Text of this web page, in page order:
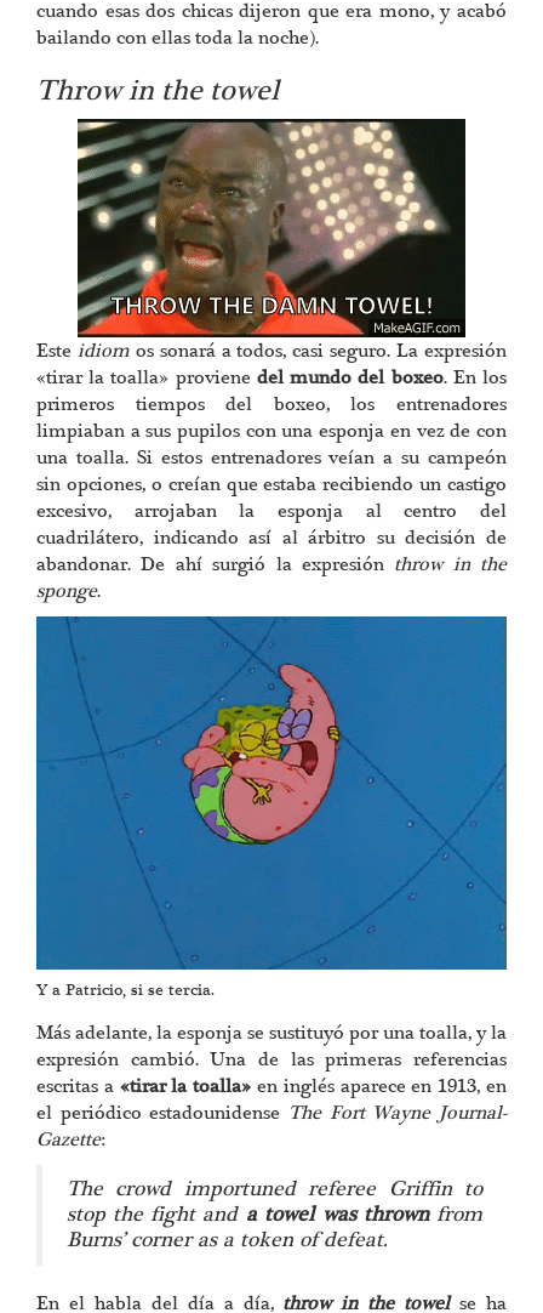
cuando esas dos chicas dijeron que era mono, y acabó
bailando con ellas toda la noche).
Throw in the towel
Este idiomos sonará a todos, casi seguro. La expresión
«tirar la toalla» proviene del mundo del boxeo. En los
primeros tiempos del boxeo, los entrenadores
limpiaban a sus pupilos con una esponja en vez de con
una toalla. Si estos entrenadores veían a su campeón
sin opciones, o creían que estaba recibiendo un castigo
excesivo, arrojaban la esponja al centro del
cuadrilátero, indicando así al árbitro su decisión de
abandonar. De ahí surgió la expresión throw in the
sponge.
Y a Patricio, si se tercia.
Más adelante, la esponja se sustituyó por una toalla, y la
expresión cambió. Una de las primeras referencias
escritas a «tirar la toalla» en inglés aparece en 1913, en
el periódico estadounidense The Fort Wayne Journal-
Gazette:
The crowd importuned referee Griffin to
stop the fight and a towel was thrownfrom
Burns’ corner as a token of defeat.
En el habla del día a día, throw in the towel se ha